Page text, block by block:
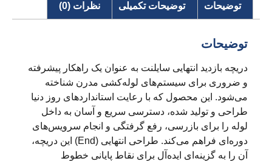
توضیحات توضیحات تکمیلی نظرات (0)
توضیحات
دریچه بازدید انتهایی سایلنت به عنوان یک راهکار پیشرفته
و ضروری برای سیستم‌های لوله‌کشی مدرن شناخته
می‌شود. این محصول که با رعایت استانداردهای روز دنیا
طراحی و تولید شده، دسترسی سریع و آسان به داخل
لوله را برای بازرسی، رفع گرفتگی و انجام سرویس‌های
دوره‌ای فراهم می‌کند. طراحی انتهایی (End) این دریچه،
آن را به گزینه‌ای ایده‌آل برای نقاط پایانی خطوط